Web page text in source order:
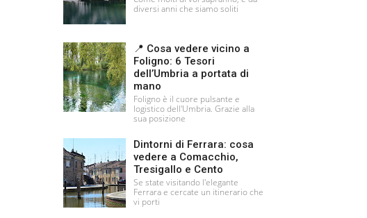
diversi anni che siamo soliti
📍 Cosa vedere vicino a
Foligno: 6 Tesori
dell’Umbria a portata di
mano
Foligno è il cuore pulsante e
logistico dell'Umbria. Grazie alla
sua posizione
Dintorni di Ferrara: cosa
vedere a Comacchio,
Tresigallo e Cento
Se state visitando l'elegante
Ferrara e cercate un itinerario che
vi porti